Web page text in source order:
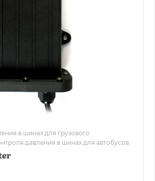
в шинах для грузового
давления в шинах для автобусов